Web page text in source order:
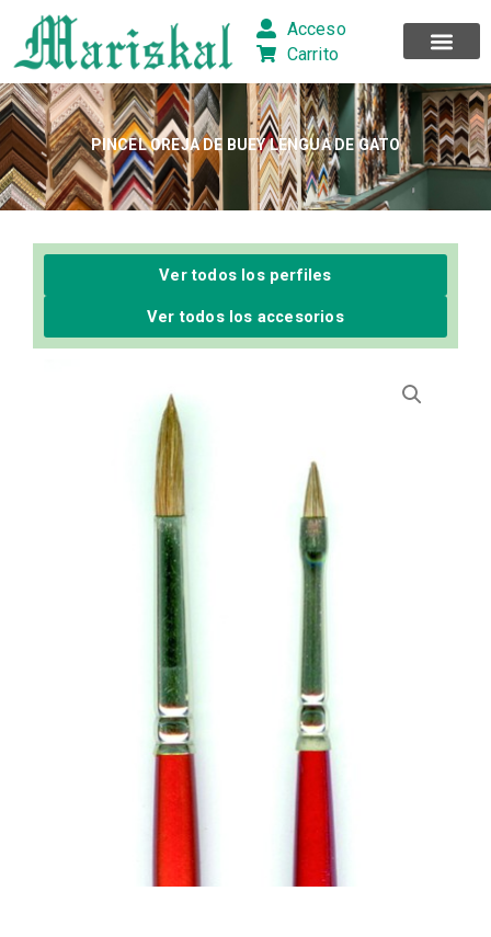
contenido
Acceso
Carrito
PINCEL OREJA DE BUEY LENGUA DE GATO
Ver todos los perfiles
Ver todos los accesorios